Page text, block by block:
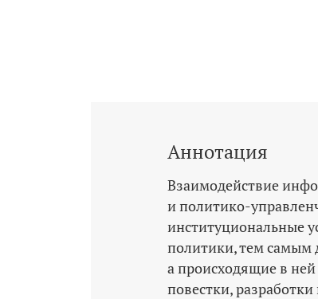
Аннотация
Взаимодействие
и политико-­
институциональные
политики, тем самым
а происходящие в
повестки,